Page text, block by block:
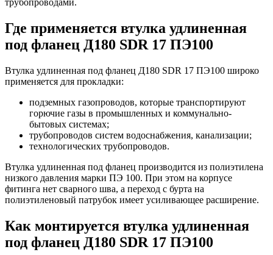
Где применяется втулка удлиненная
под фланец Д180 SDR 17 ПЭ100
Втулка удлиненная под фланец Д180 SDR 17 ПЭ100 широко
применяется для прокладки:
подземных газопроводов, которые транспортируют
горючие газы в промышленных и коммунально-
бытовых системах;
трубопроводов систем водоснабжения, канализации;
технологических трубопроводов.
Втулка удлиненная под фланец производится из полиэтилена
низкого давления марки ПЭ 100. При этом на корпусе
фитинга нет сварного шва, а переход с бурта на
полиэтиленовый патрубок имеет усиливающее расширение.
Как монтируется втулка удлиненная
под фланец Д180 SDR 17 ПЭ100